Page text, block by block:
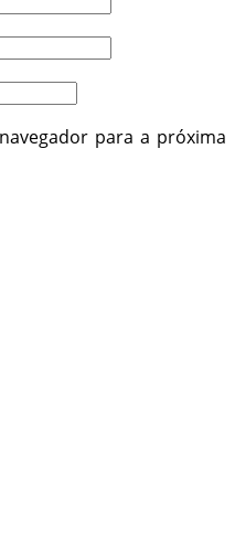
para a próxima